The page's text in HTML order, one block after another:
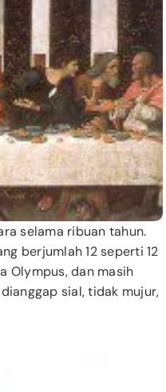
selama ribuan tahun.
berjumlah 12 seperti 12
Olympus, dan masih
sial, tidak mujur,